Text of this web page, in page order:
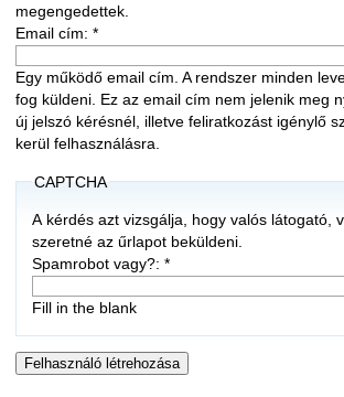
megengedettek.
Email cím: *
Egy működő email cím. A rendszer minden
fog küldeni. Ez az email cím nem jelenik meg
új jelszó kérésnél, illetve feliratkozást igénylő
kerül felhasználásra.
CAPTCHA
A kérdés azt vizsgálja, hogy valós látogató,
szeretné az űrlapot beküldeni.
Spamrobot vagy?:*
Fill in the blank